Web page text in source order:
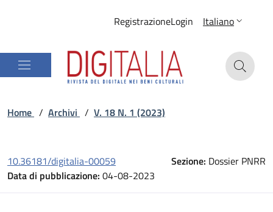
RegistrazioneLogin Italiano
Home / Archivi / V. 18 N. 1 (2023)
10.36181/digitalia-00059 Sezione: Dossier PNRR
Data di pubblicazione: 04-08-2023